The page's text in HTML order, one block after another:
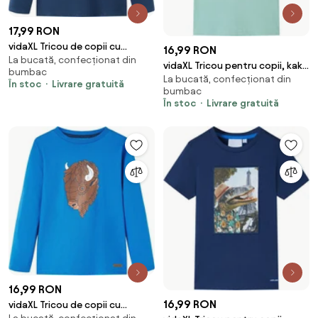
17,99 RON
vidaXL Tricou de copii cu
mâneci lungi, bleumarin, 116
La bucată, confecționat din
bumbac
În stoc
Livrare gratuită
16,99 RON
vidaXL Tricou pentru copii, kaki
deschis, 128
La bucată, confecționat din
bumbac
În stoc
Livrare gratuită
16,99 RON
vidaXL Tricou de copii cu
16,99 RON